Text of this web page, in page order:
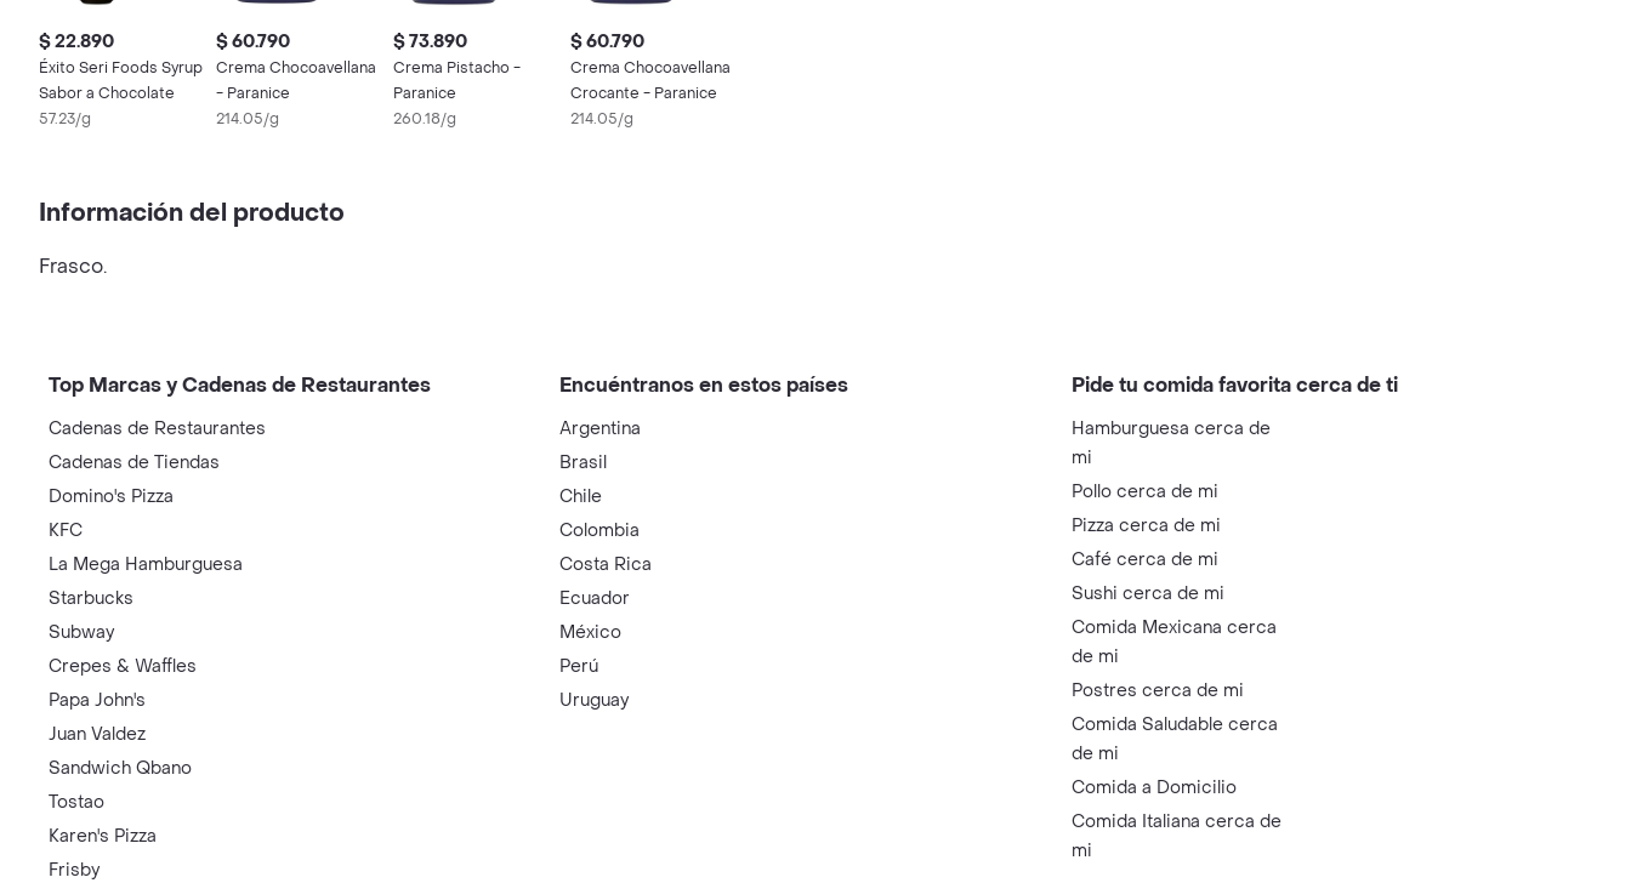
$ 22.890
Éxito Seri Foods Syrup
Sabor a Chocolate
57.23/g
$ 60.790
Crema Chocoavellana
- Paranice
214.05/g
$ 73.890
Crema Pistacho -
Paranice
260.18/g
$ 60.790
Crema Chocoavellana
Crocante - Paranice
214.05/g
Información del producto
Frasco.
Top Marcas y Cadenas de Restaurantes
Cadenas de Restaurantes
Cadenas de Tiendas
Domino's Pizza
KFC
La Mega Hamburguesa
Starbucks
Subway
Crepes & Waffles
Papa John's
Juan Valdez
Sandwich Qbano
Tostao
Karen's Pizza
Frisby
Encuéntranos en estos países
Argentina
Brasil
Chile
Colombia
Costa Rica
Ecuador
México
Perú
Uruguay
Pide tu comida favorita cerca de ti
Hamburguesa cerca de
mi
Pollo cerca de mi
Pizza cerca de mi
Café cerca de mi
Sushi cerca de mi
Comida Mexicana cerca
de mi
Postres cerca de mi
Comida Saludable cerca
de mi
Comida a Domicilio
Comida Italiana cerca de
mi